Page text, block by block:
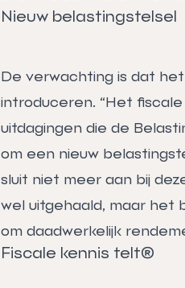
Nieuw belastingstelsel
De verwachting is dat
introduceren. “Het
uitdagingen die de
om een nieuw
sluit niet meer aan bij
wel uitgehaald, maar het
om daadwerkelijk
Fiscale kennis telt®